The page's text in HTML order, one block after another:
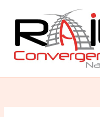
contenu